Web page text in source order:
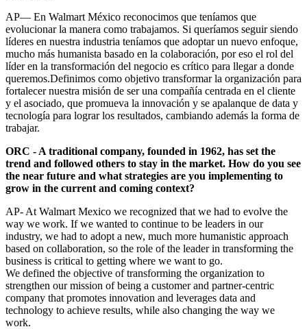
AP— En Walmart México reconocimos que teníamos que
evolucionar la manera como trabajamos. Si queríamos seguir siendo
líderes en nuestra industria teníamos que adoptar un nuevo enfoque,
mucho más humanista basado en la colaboración, por eso el rol del
líder en la transformación del negocio es crítico para llegar a donde
queremos.Definimos como objetivo transformar la organización para
fortalecer nuestra misión de ser una compañía centrada en el cliente
y el asociado, que promueva la innovación y se apalanque de data y
tecnología para lograr los resultados, cambiando además la forma de
trabajar.
ORC - A traditional company, founded in 1962, has set the
trend and followed others to stay in the market. How do you see
the near future and what strategies are you implementing to
grow in the current and coming context?
AP- At Walmart Mexico we recognized that we had to evolve the
way we work. If we wanted to continue to be leaders in our
industry, we had to adopt a new, much more humanistic approach
based on collaboration, so the role of the leader in transforming the
business is critical to getting where we want to go.
We defined the objective of transforming the organization to
strengthen our mission of being a customer and partner-centric
company that promotes innovation and leverages data and
technology to achieve results, while also changing the way we
work.